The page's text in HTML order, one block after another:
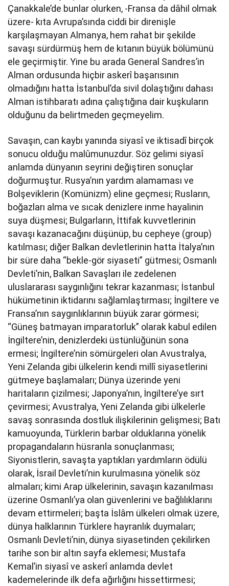
Çanakkale’de bunlar olurken, -Fransa da dâhil olmak
üzere- kıta Avrupa’sında ciddi bir direnişle
karşılaşmayan Almanya, hem rahat bir şekilde
savaşı sürdürmüş hem de kıtanın büyük bölümünü
ele geçirmiştir. Yine bu arada General Sandres’in
Alman ordusunda hiçbir askerî başarısının
olmadığını hatta İstanbul’da sivil dolaştığını dahası
Alman istihbaratı adına çalıştığına dair kuşkuların
olduğunu da belirtmeden geçmeyelim.
Savaşın, can kaybı yanında siyasî ve iktisadî birçok
sonucu olduğu malûmunuzdur. Söz gelimi siyasî
anlamda dünyanın seyrini değiştiren sonuçlar
doğurmuştur. Rusya’nın yardım alamaması ve
Bolşeviklerin (Komünizm) eline geçmesi; Rusların,
boğazları alma ve sıcak denizlere inme hayalinin
suya düşmesi; Bulgarların, İttifak kuvvetlerinin
savaşı kazanacağını düşünüp, bu cepheye (group)
katılması; diğer Balkan devletlerinin hatta İtalya’nın
bir süre daha “bekle-gör siyaseti” gütmesi; Osmanlı
Devleti’nin, Balkan Savaşları ile zedelenen
uluslararası saygınlığını tekrar kazanması; İstanbul
hükümetinin iktidarını sağlamlaştırması; İngiltere ve
Fransa’nın saygınlıklarının büyük zarar görmesi;
“Güneş batmayan imparatorluk” olarak kabul edilen
İngiltere’nin, denizlerdeki üstünlüğünün sona
ermesi; İngiltere’nin sömürgeleri olan Avustralya,
Yeni Zelanda gibi ülkelerin kendi millî siyasetlerini
gütmeye başlamaları; Dünya üzerinde yeni
haritaların çizilmesi; Japonya’nın, İngiltere’ye sırt
çevirmesi; Avustralya, Yeni Zelanda gibi ülkelerle
savaş sonrasında dostluk ilişkilerinin gelişmesi; Batı
kamuoyunda, Türklerin barbar olduklarına yönelik
propagandaların hüsranla sonuçlanması;
Siyonistlerin, savaşta yaptıkları yardımların ödülü
olarak, İsrail Devleti’nin kurulmasına yönelik söz
almaları; kimi Arap ülkelerinin, savaşın kazanılması
üzerine Osmanlı’ya olan güvenlerini ve bağlılıklarını
devam ettirmeleri; başta İslâm ülkeleri olmak üzere,
dünya halklarının Türklere hayranlık duymaları;
Osmanlı Devleti’nin, dünya siyasetinden çekilirken
tarihe son bir altın sayfa eklemesi; Mustafa
Kemal’in siyasî ve askerî anlamda devlet
kademelerinde ilk defa ağırlığını hissettirmesi;